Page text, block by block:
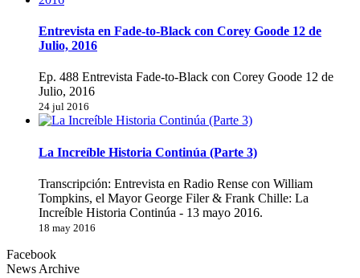
Entrevista en Fade-to-Black con Corey Goode 12 de
Julio, 2016
Ep. 488 Entrevista Fade-to-Black con Corey Goode 12 de
Julio, 2016
24 jul 2016
La Increíble Historia Continúa (Parte 3)
Transcripción: Entrevista en Radio Rense con William
Tompkins, el Mayor George Filer & Frank Chille: La
Increíble Historia Continúa - 13 mayo 2016.
18 may 2016
Facebook
News Archive